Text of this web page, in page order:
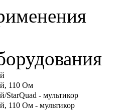
110 Ом
- мультикор
110 Ом - мультикор